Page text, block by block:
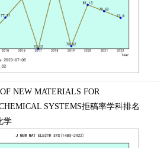
NEW MATERIALS FOR
SYSTEMS拒稿率学科排名
学